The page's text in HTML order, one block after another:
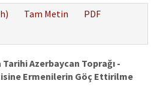
Tam Metin
PDF
Tarihi Azerbaycan Toprağı -
Ermenilerin Göç Ettirilme